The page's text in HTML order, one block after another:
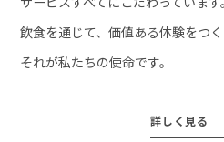
飲食を通じて、価値ある体験をつく
それが私たちの使命です。
詳しく見る